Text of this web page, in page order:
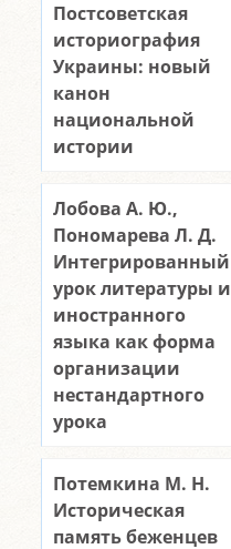
Постсоветская
историография
Украины: новый
канон
национальной
истории
Лобова А. Ю.,
Пономарева Л. Д.
Интегрированный
урок литературы и
иностранного
языка как форма
организации
нестандартного
урока
Потемкина М. Н.
Историческая
память беженцев